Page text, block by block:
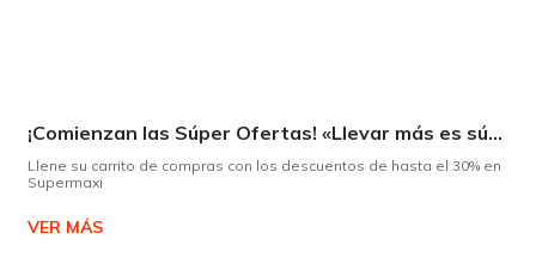
¡Comienzan las Súper Ofertas! «Llevar más es súper»
Llene su carrito de compras con los descuentos de hasta el 30% en
Supermaxi
VER MÁS